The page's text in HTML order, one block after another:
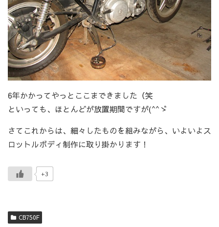
6年かかってやっとここまできました（笑
といっても、ほとんどが放置期間ですが(^^ゞ
さてこれからは、細々したものを組みながら、いよいよス
ロットルボディ制作に取り掛かります！
+3
CB750F